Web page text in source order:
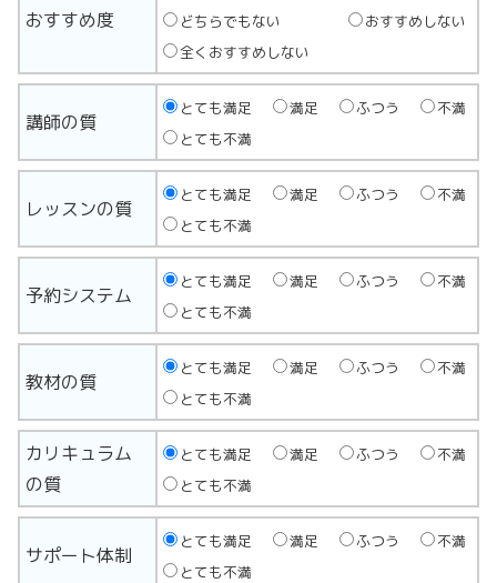
おすすめ度 どちらでもない
おすすめしない
全くおすすめしない
講師の質
とても満足 満足 ふつう
不満
とても不満
レッスンの質
とても満足 満足 ふつう
不満
とても不満
予約システム
とても満足 満足 ふつう
不満
とても不満
教材の質
とても満足 満足 ふつう
不満
とても不満
カリキュラム
の質
とても満足 満足 ふつう
不満
とても不満
サポート体制
とても満足 満足 ふつう
不満
とても不満